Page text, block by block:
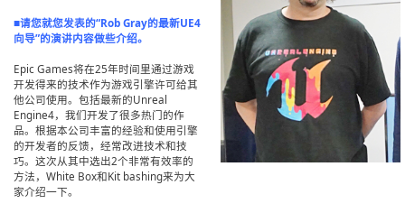
■请您就您发表的“Rob Gray的最新UE4
向导”的演讲内容做些介绍。
Epic Games将在25年时间里通过游戏
开发得来的技术作为游戏引擎许可给其
他公司使用。包括最新的Unreal
Engine4，我们开发了很多热门的作
品。根据本公司丰富的经验和使用引擎
的开发者的反馈，经常改进技术和技
巧。这次从其中选出2个非常有效率的
方法，White Box和Kit bashing来为大
家介绍一下。